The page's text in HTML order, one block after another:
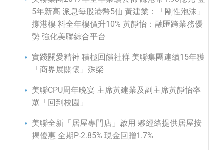
5年新高 派息每股港幣5仙 黃建業：「剛性泡沫」
撐港樓 料全年樓價升10% 黃靜怡：融匯跨業務優
勢 強化美聯綜合平台
實踐關愛精神 積極回饋社群 美聯集團連續15年獲
「商界展關懷」殊榮
美聯CPU周年晚宴 主席黃建業及副主席黃靜怡率
眾「回到校園」
美聯全新「居屋專門店」啟用 夥經絡提供居屋按
揭優惠 全期P-2.85% 現金回贈1.7%